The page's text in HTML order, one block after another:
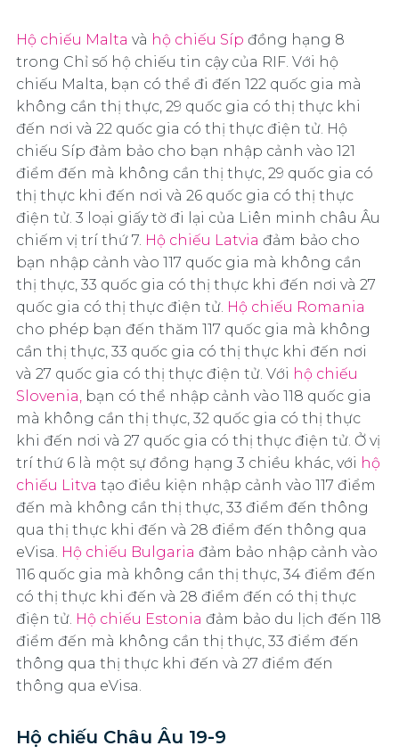
Hộ chiếu Malta và hộ chiếu Síp đồng hạng 8
trong Chỉ số hộ chiếu tin cậy của RIF. Với hộ
chiếu Malta, bạn có thể đi đến 122 quốc gia mà
không cần thị thực, 29 quốc gia có thị thực khi
đến nơi và 22 quốc gia có thị thực điện tử. Hộ
chiếu Síp đảm bảo cho bạn nhập cảnh vào 121
điểm đến mà không cần thị thực, 29 quốc gia có
thị thực khi đến nơi và 26 quốc gia có thị thực
điện tử. 3 loại giấy tờ đi lại của Liên minh châu Âu
chiếm vị trí thứ 7. Hộ chiếu Latvia đảm bảo cho
bạn nhập cảnh vào 117 quốc gia mà không cần
thị thực, 33 quốc gia có thị thực khi đến nơi và 27
quốc gia có thị thực điện tử. Hộ chiếu Romania
cho phép bạn đến thăm 117 quốc gia mà không
cần thị thực, 33 quốc gia có thị thực khi đến nơi
và 27 quốc gia có thị thực điện tử. Với hộ chiếu
Slovenia, bạn có thể nhập cảnh vào 118 quốc gia
mà không cần thị thực, 32 quốc gia có thị thực
khi đến nơi và 27 quốc gia có thị thực điện tử. Ở vị
trí thứ 6 là một sự đồng hạng 3 chiều khác, với hộ
chiếu Litva tạo điều kiện nhập cảnh vào 117 điểm
đến mà không cần thị thực, 33 điểm đến thông
qua thị thực khi đến và 28 điểm đến thông qua
eVisa. Hộ chiếu Bulgaria đảm bảo nhập cảnh vào
116 quốc gia mà không cần thị thực, 34 điểm đến
có thị thực khi đến và 28 điểm đến có thị thực
điện tử. Hộ chiếu Estonia đảm bảo du lịch đến 118
điểm đến mà không cần thị thực, 33 điểm đến
thông qua thị thực khi đến và 27 điểm đến
thông qua eVisa.
Hộ chiếu Châu Âu 19-9